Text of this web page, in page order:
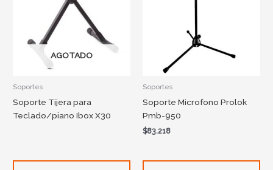
AGOTADO
Soportes
Soporte Tijera para
Teclado/piano Ibox X30
Soportes
Soporte Microfono Prolok
Pmb-950
$83.218